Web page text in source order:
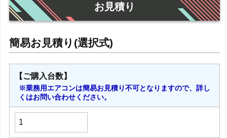
お見積り
【ご購入台数】
※業務用エアコンは簡易お見積り不可となりますので、詳し
くはお問い合わせください。